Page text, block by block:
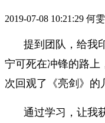
2019-07-08 10:21:29 何雯
提到团队，给我
宁可死在冲锋的路上
次回观了《亮剑》的
通过学习，让我